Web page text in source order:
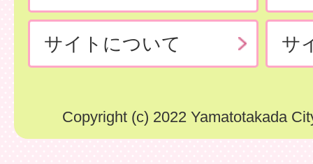
サイトについて サ
Copyright (c) 2022 Yamatotakada